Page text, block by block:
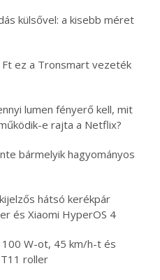
külsővel: a kisebb méret
ez a Tronsmart vezeték
lumen fényerő kell, mit
e rajta a Netflix?
bármelyik hagyományos
hátsó kerékpár
és Xiaomi HyperOS 4
W-ot, 45 km/h-t és
roller